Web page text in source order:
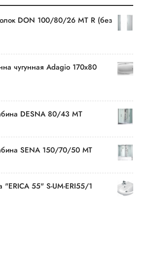
DON 100/80/26 MT R (без
чугунная Adagio 170х80
DESNA 80/43 MT
SENA 150/70/50 МТ
"ERICA 55" S-UM-ERI55/1